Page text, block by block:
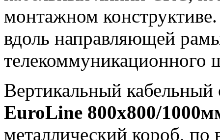
монтажном
вдоль направляющей
телекоммуникационного
Вертикальный
EuroLine 800х800/
металлический короб, по